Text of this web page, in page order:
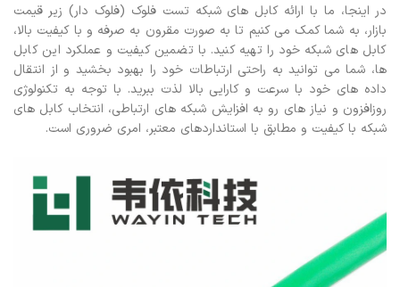
در اینجا، ما با ارائه کابل های شبکه تست فلوک (فلوک دار) زیر قیمت
بازار، به شما کمک می کنیم تا به صورت مقرون به صرفه و با کیفیت بالا،
کابل های شبکه خود را تهیه کنید. با تضمین کیفیت و عملکرد این کابل
ها، شما می توانید به راحتی ارتباطات خود را بهبود بخشید و از انتقال
داده های خود با سرعت و کارایی بالا لذت ببرید. با توجه به تکنولوژی
روزافزون و نیاز های رو به افزایش شبکه های ارتباطی، انتخاب کابل های
شبکه با کیفیت و مطابق با استانداردهای معتبر، امری ضروری است.